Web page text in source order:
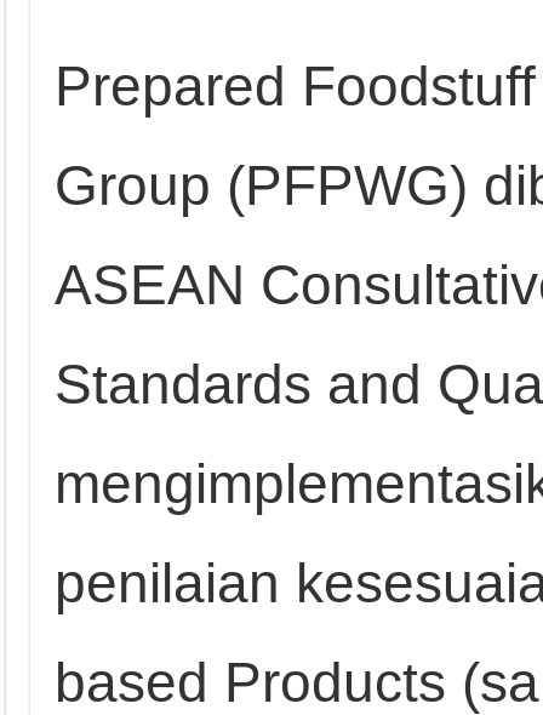
Prepared
Group (PFPWG)
ASEAN
Standards and
penilaian
based Products